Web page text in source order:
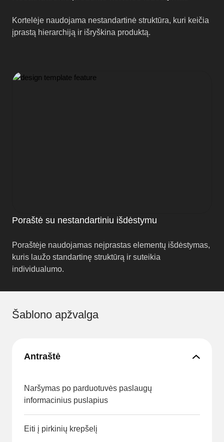
Kortelėje naudojama nestandartinė struktūra, kuri keičia
įprastą hierarchiją ir išryškina produktą.
Poraštė su nestandartiniu išdėstymu
Poraštėje naudojamas neįprastas elementų išdėstymas,
kuris laužo standartinę struktūrą ir suteikia
individualumo.
Šablono apžvalga
Antraštė
Naršymas po parduotuvės paslaugų
informacinius puslapius
Eiti į pirkinių krepšelį